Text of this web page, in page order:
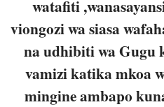
watafiti
viongozi wa siasa
na udhibiti wa Gugu
vamizi katika mkoa
mingine ambapo